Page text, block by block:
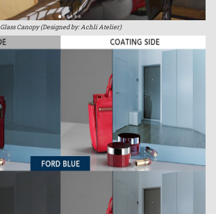
Glass Canopy (Designed by: Achli Atelier)